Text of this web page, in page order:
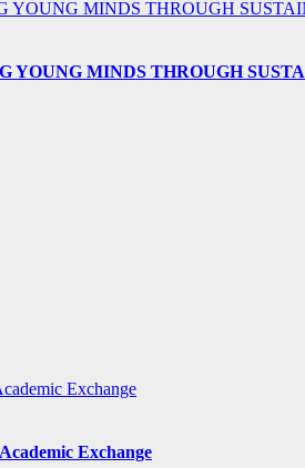
YOUNG MINDS THROUGH
Exchange